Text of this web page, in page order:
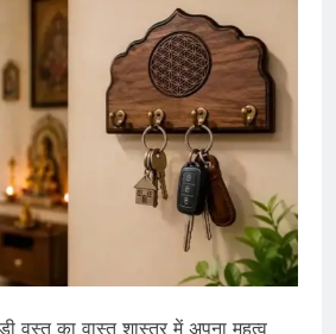
वस्तु का वास्तु शास्त्र में अपना महत्व